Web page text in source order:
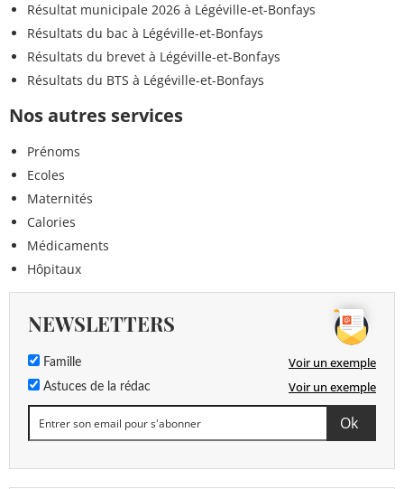
Résultat municipale 2026 à Légéville-et-Bonfays
Résultats du bac à Légéville-et-Bonfays
Résultats du brevet à Légéville-et-Bonfays
Résultats du BTS à Légéville-et-Bonfays
Nos autres services
Prénoms
Ecoles
Maternités
Calories
Médicaments
Hôpitaux
NEWSLETTERS
Famille Voir un exemple
Astuces de la rédac Voir un exemple